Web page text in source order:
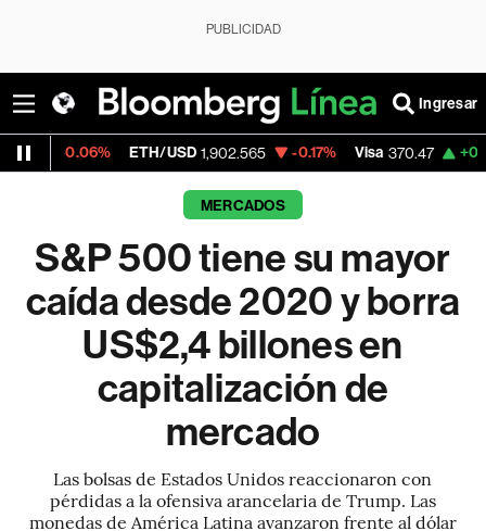
PUBLICIDAD
Ingresar
ETH/USD 1,902.565 -0.17% Visa 370.47 +0.52%
MERCADOS
S&P 500 tiene su mayor
caída desde 2020 y borra
US$2,4 billones en
capitalización de
mercado
Las bolsas de Estados Unidos reaccionaron con
pérdidas a la ofensiva arancelaria de Trump. Las
monedas de América Latina avanzaron frente al dólar